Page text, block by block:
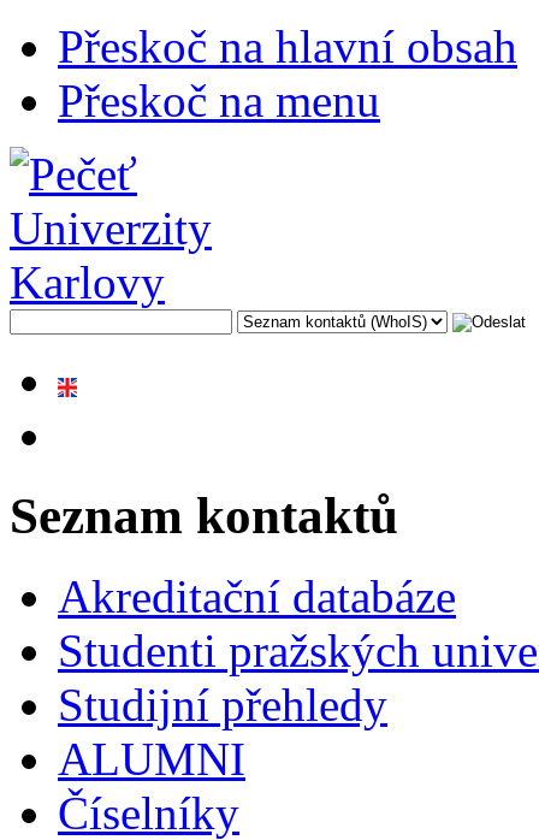
Přeskoč na hlavní obsah
Přeskoč na menu
Seznam kontaktů
Akreditační databáze
Studenti pražských
Studijní přehledy
ALUMNI
Číselníky